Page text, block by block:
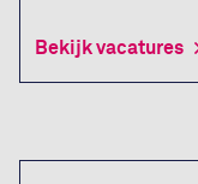
Bekijk vacatures